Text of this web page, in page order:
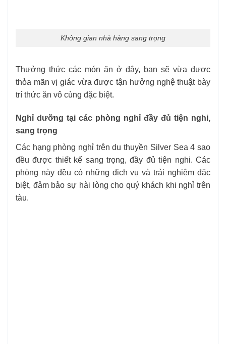
Không gian nhà hàng sang trọng
Thưởng thức các món ăn ở đây, bạn sẽ vừa được
thỏa mãn vị giác vừa được tận hưởng nghệ thuật bày
trí thức ăn vô cùng đặc biệt.
Nghỉ dưỡng tại các phòng nghỉ đầy đủ tiện nghi,
sang trọng
Các hạng phòng nghỉ trên du thuyền Silver Sea 4 sao
đều được thiết kế sang trọng, đầy đủ tiện nghi. Các
phòng này đều có những dịch vụ và trải nghiệm đặc
biệt, đảm bảo sự hài lòng cho quý khách khi nghỉ trên
tàu.